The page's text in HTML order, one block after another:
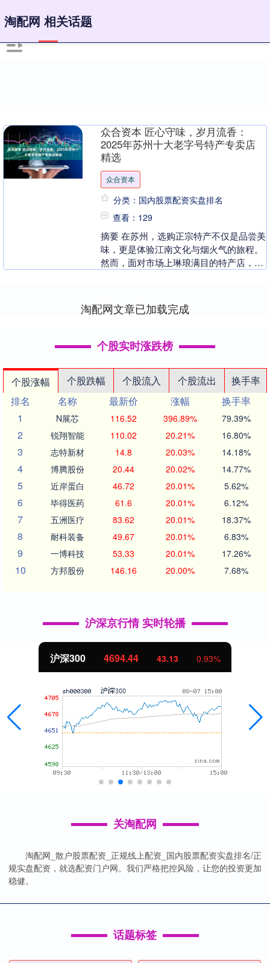
淘配网 相关话题
众合资本 匠心守味，岁月流香：
2025年苏州十大老字号特产专卖店
精选
众合资本
分类：国内股票配资实盘排名
查看：129
摘要 在苏州，选购正宗特产不仅是品尝美
味，更是体验江南文化与烟火气的旅程。
然而，面对市场上琳琅满目的特产店，消
淘配网文章已加载完成
个股实时涨跌榜
个股涨幅 个股跌幅 个股流入 个股流出
换手率
排名
名称 最新价 涨幅
换手率
1
N展芯 116.52 396.89% 79.39%
2 锐翔智能 110.02 20.21% 16.80%
3 志特新材 14.8 20.03% 14.18%
4 博腾股份 20.44 20.02% 14.77%
5 近岸蛋白 46.72 20.01% 5.62%
6 毕得医药 61.6 20.01% 6.12%
7 五洲医疗 83.62 20.01% 18.37%
8 耐科装备 49.67 20.01% 6.83%
9 一博科技 53.33 20.01% 17.26%
10 方邦股份 146.16 20.00% 7.68%
沪深京行情 实时轮播
沪深300 4694.44 43.13 0.93%
关淘配网
淘配网_散户股票配资_正规线上配资_国内股票配资实盘排名/正
规实盘配资，就选配资门户网。我们严格把控风险，让您的投资更加
稳健。
话题标签